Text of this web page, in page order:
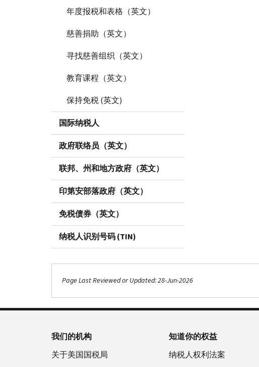
年度报税和表格（英文）
慈善捐助（英文）
寻找慈善组织（英文）
教育课程（英文）
保持免税 (英文)
国际纳税人
政府联络员（英文）
联邦、州和地方政府（英文）
印第安部落政府（英文）
免税债券（英文）
纳税人识别号码 (TIN)
Page Last Reviewed or Updated: 28-Jun-2026
我们的机构
关于美国国税局
知道你的权益
纳税人权利法案